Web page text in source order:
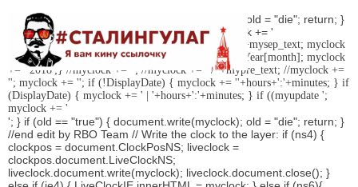
'; } if (old == "true") { document.write(myclock); old = "die"; return; }
//Date-Time if (StyleDate) { myclock = ''; myclock += '
'; if (DisplayDate) { myclock += ' '; //myclock += ' '+mysep_text; myclock
+= DaysOfWeek[day]+', '+mday+mn+' '+MonthsOfYear[month]; myclock
+= ' 2018';} //myclock += '
'; //myclock += ' / '+mypre_text; //myclock +=
''; myclock += ''; if (!DisplayDate) { myclock += ''+hours+':'+minutes; } if
(DisplayDate) { myclock += ' | '+hours+':'+minutes; } if ((myupdate ';
myclock += '
'; } if (old == "true") { document.write(myclock); old = "die"; return; }
//end edit by RBO Team // Write the clock to the layer: if (ns4) {
clockpos = document.ClockPosNS; liveclock =
clockpos.document.LiveClockNS;
liveclock.document.write(myclock); liveclock.document.close(); }